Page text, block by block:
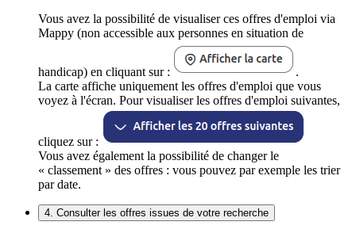
Vous avez la possibilité de visualiser ces offres d'emploi via
Mappy (non accessible aux personnes en situation de
handicap) en cliquant sur :
.
La carte affiche uniquement les offres d'emploi que vous
voyez à l'écran. Pour visualiser les offres d'emploi suivantes,
cliquez sur :
Vous avez également la possibilité de changer le
« classement » des offres : vous pouvez par exemple les trier
par date.
4. Consulter les offres issues de votre recherche